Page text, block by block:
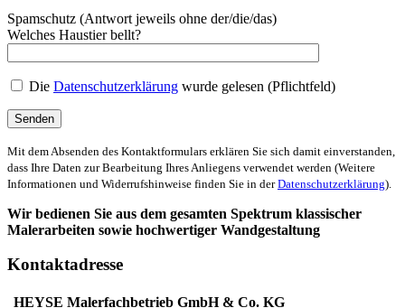
Spamschutz (Antwort jeweils ohne der/die/das)
Welches Haustier bellt?
Die Datenschutzerklärung wurde gelesen (Pflichtfeld)
Mit dem Absenden des Kontaktformulars erklären Sie sich damit einverstanden,
dass Ihre Daten zur Bearbeitung Ihres Anliegens verwendet werden (Weitere
Informationen und Widerrufshinweise finden Sie in derDatenschutzerklärung).
Wir bedienen Sie aus dem gesamten Spektrum klassischer
Malerarbeiten sowie hochwertiger Wandgestaltung
Kontaktadresse
HEYSE Malerfachbetrieb GmbH & Co. KG